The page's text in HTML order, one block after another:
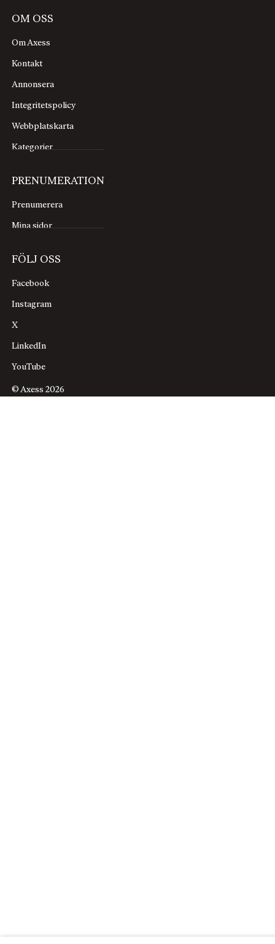
OM OSS
Om Axess
Kontakt
Annonsera
Integritetspolicy
Webbplatskarta
Kategorier
PRENUMERATION
Prenumerera
Mina sidor
FÖLJ OSS
Facebook
Instagram
X
LinkedIn
YouTube
© Axess 2026